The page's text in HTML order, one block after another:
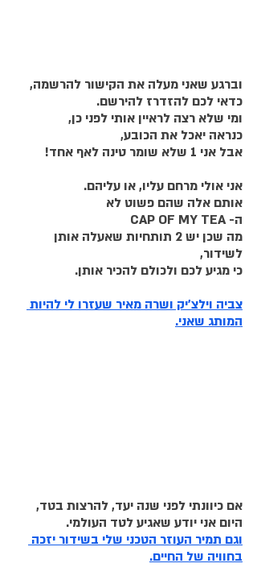
וברגע שאני מעלה את הקישור להרשמה,
כדאי לכם להזדרז להירשם.
ומי שלא רצה לראיין אותי לפני כן,
כנראה יאכל את הכובע,
אבל אני 1 שלא שומר טינה לאף אחד!
אני אולי מרחם עליו, או עליהם.
אותם אלה שהם פשוט לא
ה- CAP OF MY TEA
מה שכן יש 2 תותחיות שאעלה אותן
לשידור,
כי מגיע לכם ולכולם להכיר אותן.
צביה וילצ'יק ושרה מאיר שעזרו לי להיות
המותג שאני.
אם כיוונתי לפני שנה יעד, להרצות בטד,
היום אני יודע שאגיע לטד העולמי.
וגם תמיר העוזר הטכני שלי בשידור יזכה
בחוויה של החיים.